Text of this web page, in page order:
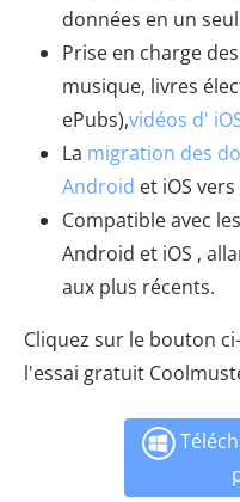
données en un
Prise en charge
musique, livres
ePubs),vidéos d'
La migration des
Android et iOS
Compatible avec
Android et iOS ,
aux plus récents.
Cliquez sur le bouton
l'essai gratuit